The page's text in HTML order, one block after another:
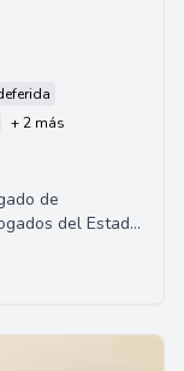
+ 2 más
de
del Estado